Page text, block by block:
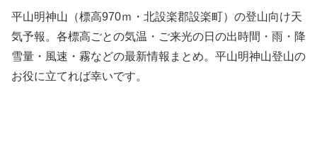
平山明神山（標高970ｍ・北設楽郡設楽町）の登山向け天
気予報。各標高ごとの気温・ご来光の日の出時間・雨・降
雪量・風速・霧などの最新情報まとめ。平山明神山登山の
お役に立てれば幸いです。